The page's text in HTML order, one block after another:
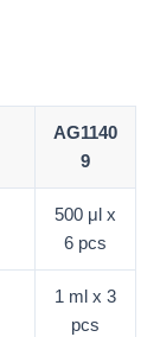
AG1140
9
500 μl x
6 pcs
1 ml x 3
pcs